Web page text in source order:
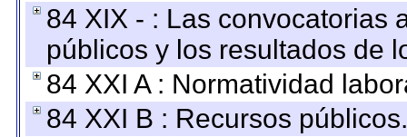
84 XIX - : Las convocatorias
públicos y los resultados de
84 XXI A : Normatividad
84 XXI B : Recursos públicos.